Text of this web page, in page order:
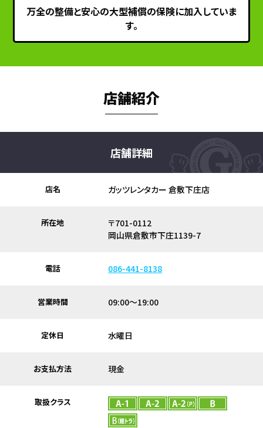
万全の整備と安心の大型補償の保険に加入していま
す。
店舗紹介
店舗詳細
店名 ガッツレンタカー 倉敷下庄店
所在地
〒701-0112
岡山県倉敷市下庄1139-7
電話 086-441-8138
営業時間 09:00～19:00
定休日 水曜日
お支払方法 現金
取扱クラス